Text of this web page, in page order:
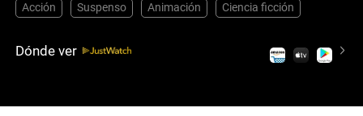
Acción Suspenso Animación Ciencia ficción
Dónde ver